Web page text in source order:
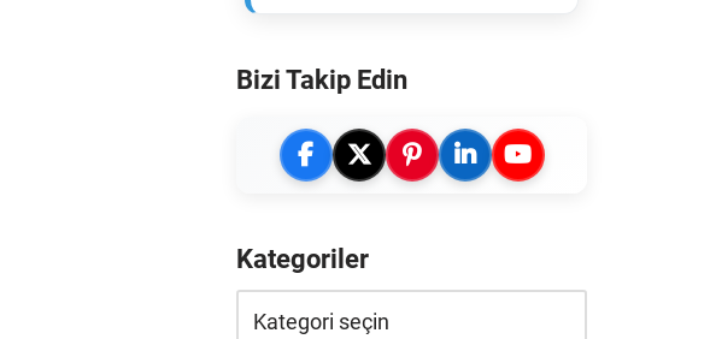
Bizi Takip Edin
Kategoriler